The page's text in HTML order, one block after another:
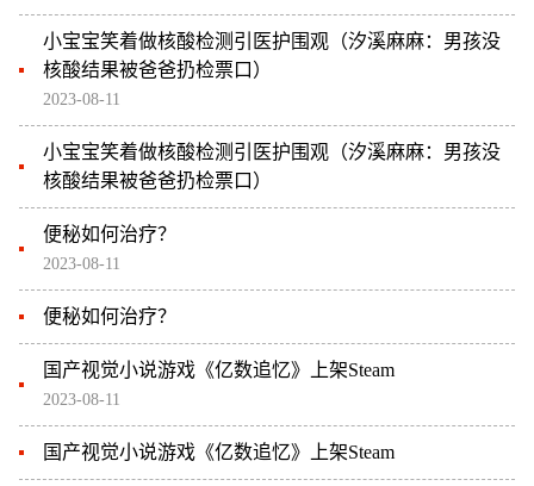
小宝宝笑着做核酸检测引医护围观（汐溪麻麻：男孩没
核酸结果被爸爸扔检票口）
2023-08-11
小宝宝笑着做核酸检测引医护围观（汐溪麻麻：男孩没
核酸结果被爸爸扔检票口）
便秘如何治疗？
2023-08-11
便秘如何治疗？
国产视觉小说游戏《亿数追忆》上架Steam
2023-08-11
国产视觉小说游戏《亿数追忆》上架Steam